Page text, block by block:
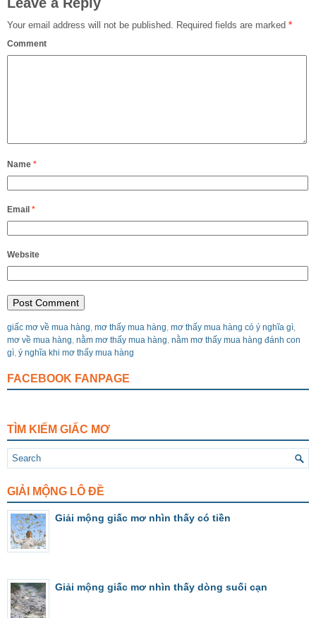
Your email address will not be published. Required fields are marked *
Comment
Name *
Email *
Website
giấc mơ về mua hàng, mơ thấy mua hàng, mơ thấy mua hàng có ý nghĩa gì,
mơ về mua hàng, nằm mơ thấy mua hàng, nằm mơ thấy mua hàng đánh con
gì, ý nghĩa khi mơ thấy mua hàng
FACEBOOK FANPAGE
TÌM KIẾM GIẤC MƠ
GIẢI MỘNG LÔ ĐỀ
Giải mộng giấc mơ nhìn thấy có tiền
Giải mộng giấc mơ nhìn thấy dòng suối cạn